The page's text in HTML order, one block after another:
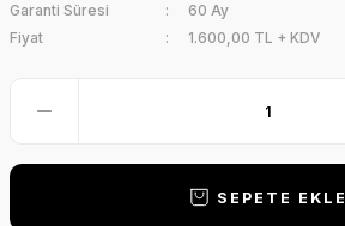
Garanti Süresi
60 Ay
Fiyat
1.600,00 TL + KDV
SEPETE EKLE